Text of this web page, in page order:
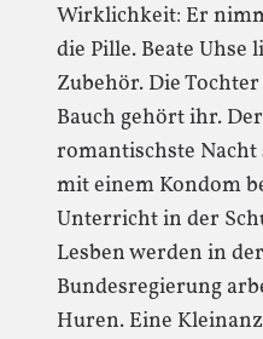
Wirklichkeit: Er
die Pille. Beate Uhse
Zubehör. Die
Bauch gehört ihr.
romantischste Nacht
mit einem Kondom
Unterricht in der
Lesben werden in
Bundesregierung
Huren. Eine